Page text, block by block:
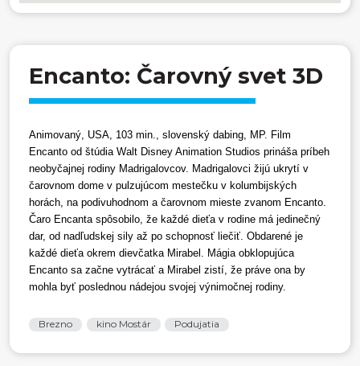
Encanto: Čarovný svet 3D
Animovaný, USA, 103 min., slovenský dabing, MP. Film
Encanto od štúdia Walt Disney Animation Studios prináša príbeh
neobyčajnej rodiny Madrigalovcov. Madrigalovci žijú ukrytí v
čarovnom dome v pulzujúcom mestečku v kolumbijských
horách, na podivuhodnom a čarovnom mieste zvanom Encanto.
Čaro Encanta spôsobilo, že každé dieťa v rodine má jedinečný
dar, od nadľudskej sily až po schopnosť liečiť. Obdarené je
každé dieťa okrem dievčatka Mirabel. Mágia obklopujúca
Encanto sa začne vytrácať a Mirabel zistí, že práve ona by
mohla byť poslednou nádejou svojej výnimočnej rodiny.
Brezno kino Mostár Podujatia